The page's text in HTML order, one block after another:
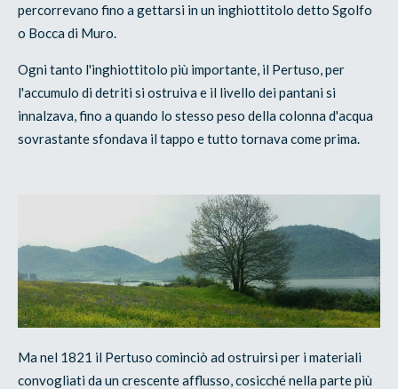
percorrevano fino a gettarsi in un inghiottitolo detto Sgolfo
o Bocca di Muro.
Ogni tanto l'inghiottitolo più importante, il Pertuso, per
l'accumulo di detriti si ostruiva e il livello dei pantani si
innalzava, fino a quando lo stesso peso della colonna d'acqua
sovrastante sfondava il tappo e tutto tornava come prima.
Ma nel 1821 il Pertuso cominciò ad ostruirsi per i materiali
convogliati da un crescente afflusso, cosicché nella parte più